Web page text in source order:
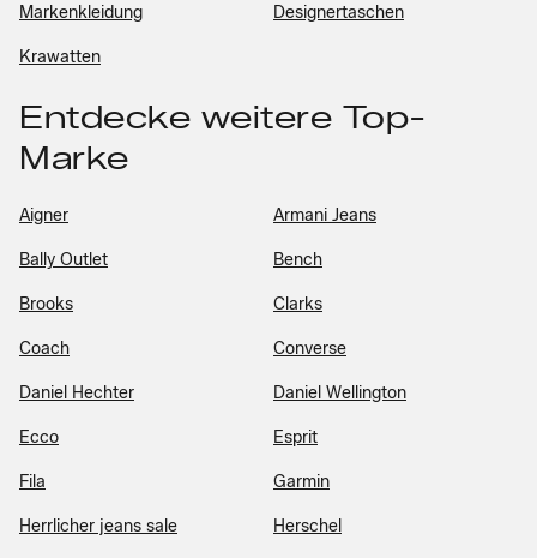
Markenkleidung Designertaschen
Krawatten
Entdecke weitere Top-
Marke
Aigner Armani Jeans
Bally Outlet Bench
Brooks Clarks
Coach Converse
Daniel Hechter Daniel Wellington
Ecco Esprit
Fila Garmin
Herrlicher jeans sale Herschel